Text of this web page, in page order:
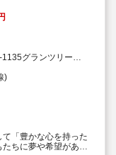
グランツリー武
)
「豊かな心を持った
ちに夢や希望がある